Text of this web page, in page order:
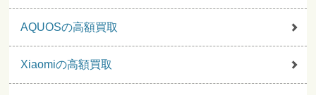
AQUOSの高額買取
Xiaomiの高額買取